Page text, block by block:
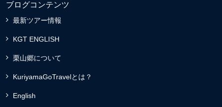
ブログコンテンツ
最新ツアー情報
KGT ENGLISH
栗山郷について
KuriyamaGoTravelとは？
English